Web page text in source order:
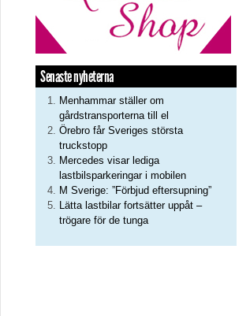
Senaste nyheterna
Menhammar ställer om
gårdstransporterna till el
Örebro får Sveriges största
truckstopp
Mercedes visar lediga
lastbilsparkeringar i mobilen
M Sverige: ”Förbjud eftersupning”
Lätta lastbilar fortsätter uppåt –
trögare för de tunga